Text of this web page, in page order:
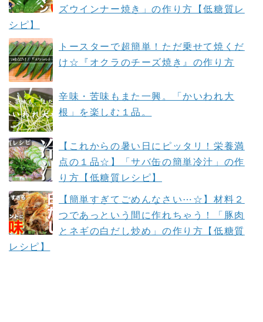
ズウインナー焼き」の作り方【低糖質レ
シピ】
トースターで超簡単！ただ乗せて焼くだ
け☆『オクラのチーズ焼き』の作り方
辛味・苦味もまた一興。「かいわれ大
根」を楽しむ１品。
【これからの暑い日にピッタリ！栄養満
点の１品☆】「サバ缶の簡単冷汁」の作
り方【低糖質レシピ】
【簡単すぎてごめんなさい⋯☆】材料２
つであっという間に作れちゃう！「豚肉
とネギの白だし炒め」の作り方【低糖質
レシピ】